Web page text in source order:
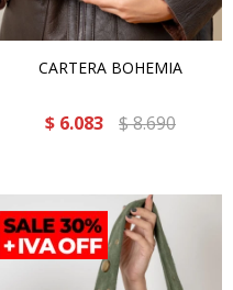
CARTERA BOHEMIA
$ 6.083 $8.690